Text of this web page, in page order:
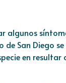
algunos
de San Diego
en